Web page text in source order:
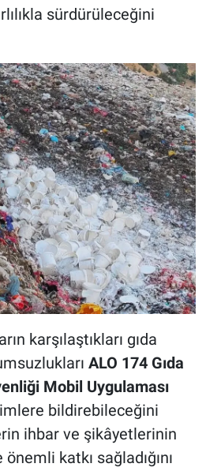
sürdürüleceğini
karşılaştıkları gıda
ALO 174 Gıda
Mobil Uygulaması
bildirebileceğini
ihbar ve şikâyetlerinin
katkı sağladığını